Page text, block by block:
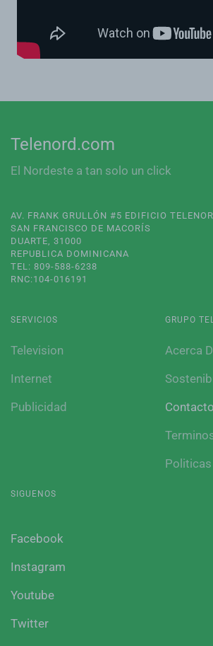
Telenord.com
El Nordeste a tan solo un click
AV. FRANK GRULLÓN #5 EDIFICIO
SAN FRANCISCO DE MACORÍS
DUARTE, 31000
REPUBLICA DOMINICANA
TEL: 809-588-6238
RNC:104-016191
SERVICIOS
Television
Internet
Publicidad
GRUPO
Acerca
Contacto
SIGUENOS
Facebook
Instagram
Youtube
Twitter